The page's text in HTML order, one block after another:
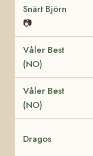
Snärt Björn
📷
Våler Best
(NO)
Våler Best
(NO)
Dragos